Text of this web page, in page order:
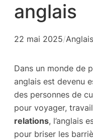
anglais
22 mai 2025/Anglais
Dans un monde de
anglais est devenu
des personnes de
pour voyager,
relations, l’anglais
pour briser les